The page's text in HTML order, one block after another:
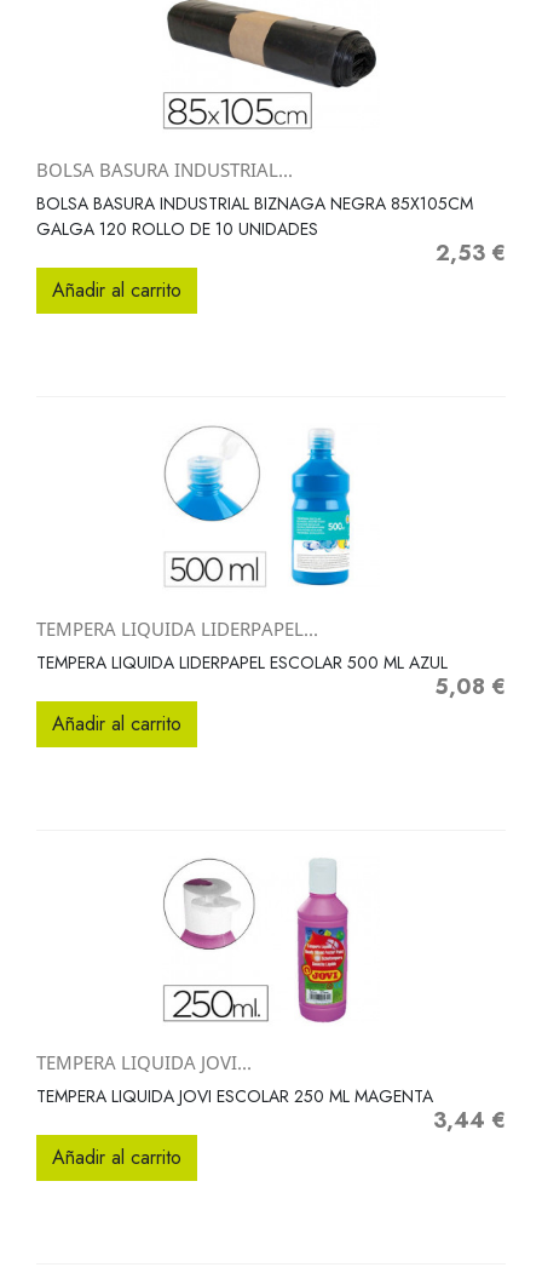
BOLSA BASURA INDUSTRIAL...
BOLSA BASURA INDUSTRIAL BIZNAGA NEGRA 85X105CM
GALGA 120 ROLLO DE 10 UNIDADES
Precio
2,53 €
Añadir al carrito
TEMPERA LIQUIDA LIDERPAPEL...
TEMPERA LIQUIDA LIDERPAPEL ESCOLAR 500 ML AZUL
Precio
5,08 €
Añadir al carrito
TEMPERA LIQUIDA JOVI...
TEMPERA LIQUIDA JOVI ESCOLAR 250 ML MAGENTA
Precio
3,44 €
Añadir al carrito